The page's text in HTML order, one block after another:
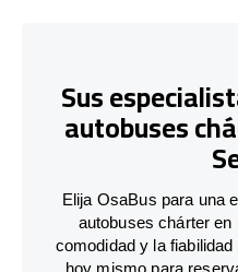
Sus
autobuses
Elija OsaBus para una
autobuses chárter
comodidad y la
hoy mismo para